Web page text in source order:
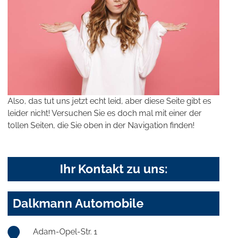
Also, das tut uns jetzt echt leid, aber diese Seite gibt es
leider nicht! Versuchen Sie es doch mal mit einer der
tollen Seiten, die Sie oben in der Navigation finden!
Ihr Kontakt zu uns:
Dalkmann Automobile
Adam-Opel-Str. 1